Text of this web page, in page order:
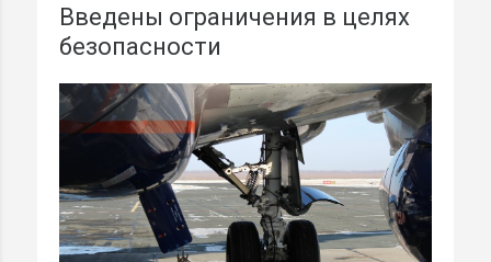
Введены ограничения в целях
безопасности